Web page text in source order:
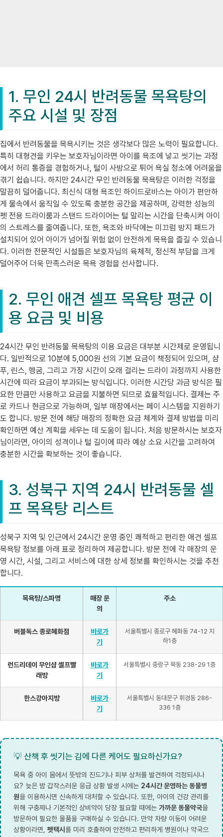
1. 무인 24시 반려동물 목욕탕의
주요 시설 및 장점
집에서 반려동물을 목욕시키는 것은 생각보다 많은 노력이 필요합니다.
특히 대형견을 키우는 보호자님이라면 아이를 욕조에 넣고 씻기는 과정
에서 허리 통증을 경험하거나, 털이 사방으로 튀어 욕실 청소에 어려움을
겪기 쉽습니다. 하지만 24시간 무인 반려동물 목욕탕은 이러한 걱정을
말끔히 덜어줍니다. 최신식 대형 욕조인 하이드로바스는 아이가 편안하
게 물속에서 움직일 수 있도록 충분한 공간을 제공하며, 강력한 성능의
펫 전용 드라이룸과 스탠드 드라이어는 털 말리는 시간을 단축시켜 아이
의 스트레스를 줄여줍니다. 또한, 욕조와 바닥에는 미끄럼 방지 패드가
설치되어 있어 아이가 넘어질 위험 없이 안전하게 목욕을 즐길 수 있습니
다. 이러한 전문적인 시설들은 보호자님의 육체적, 정신적 부담을 크게
덜어주어 더욱 만족스러운 목욕 경험을 선사합니다.
2. 무인 애견 셀프 목욕탕 평균 이
용 요금 및 비용
24시간 무인 반려동물 목욕탕의 이용 요금은 대부분 시간제로 운영됩니
다. 일반적으로 10분에 5,000원 선의 기본 요금이 책정되어 있으며, 샴
푸, 린스, 헹굼, 그리고 가장 시간이 오래 걸리는 드라이 과정까지 사용한
시간에 따라 요금이 부과되는 방식입니다. 이러한 시간당 과금 방식은 필
요한 만큼만 사용하고 요금을 지불하면 되므로 효율적입니다. 결제는 주
로 카드나 현금으로 가능하며, 일부 매장에서는 페이 시스템을 지원하기
도 합니다. 방문 전에 해당 매장의 정확한 요금 체계와 결제 방법을 미리
확인하면 예산 계획을 세우는 데 도움이 됩니다. 처음 방문하시는 보호자
님이라면, 아이의 성격이나 털 길이에 따라 예상 소요 시간을 고려하여
충분한 시간을 확보하는 것이 좋습니다.
3. 성북구 지역 24시 반려동물 셀
프 목욕탕 리스트
성북구 지역 및 인근에서 24시간 운영 중인 쾌적하고 편리한 애견 셀프
목욕탕 정보를 아래 표로 정리하여 제공합니다. 방문 전에 각 매장의 운
영 시간, 시설, 그리고 서비스에 대한 상세 정보를 확인하시는 것을 추천
합니다.
목욕탕/스파명
매장 문
의
주소
버블독스 종로혜화점
바로가
기
서울특별시 종로구 혜화동 74-12 지
하1층
런드리데이 무인샵 셀프빨
래방
바로가
기
서울특별시 중랑구 묵동 238-29 1층
한스강아지방
바로가
기
서울특별시 동대문구 휘경동 286-
336 1층
💡 산책 후 씻기는 김에 다른 케어도 필요하신가요?
목욕 중 아이 몸에서 뜻밖의 진드기나 피부 상처를 발견하여 걱정되시나
요? 늦은 밤 갑작스러운 응급 상황 발생 시에는 24시간 운영하는 동물병
원을 이용하시면 신속하게 대처할 수 있습니다. 또한, 아이의 건강 관리를
위해 구충제나 기본적인 상비약이 당장 필요할 때에는 가까운 동물약국을
방문하여 필요한 물품을 구매하실 수 있습니다. 만약 차량 이동이 어려운
상황이라면, 펫택시 를 미리 호출하여 안전하고 편리하게 병원이나 약국으